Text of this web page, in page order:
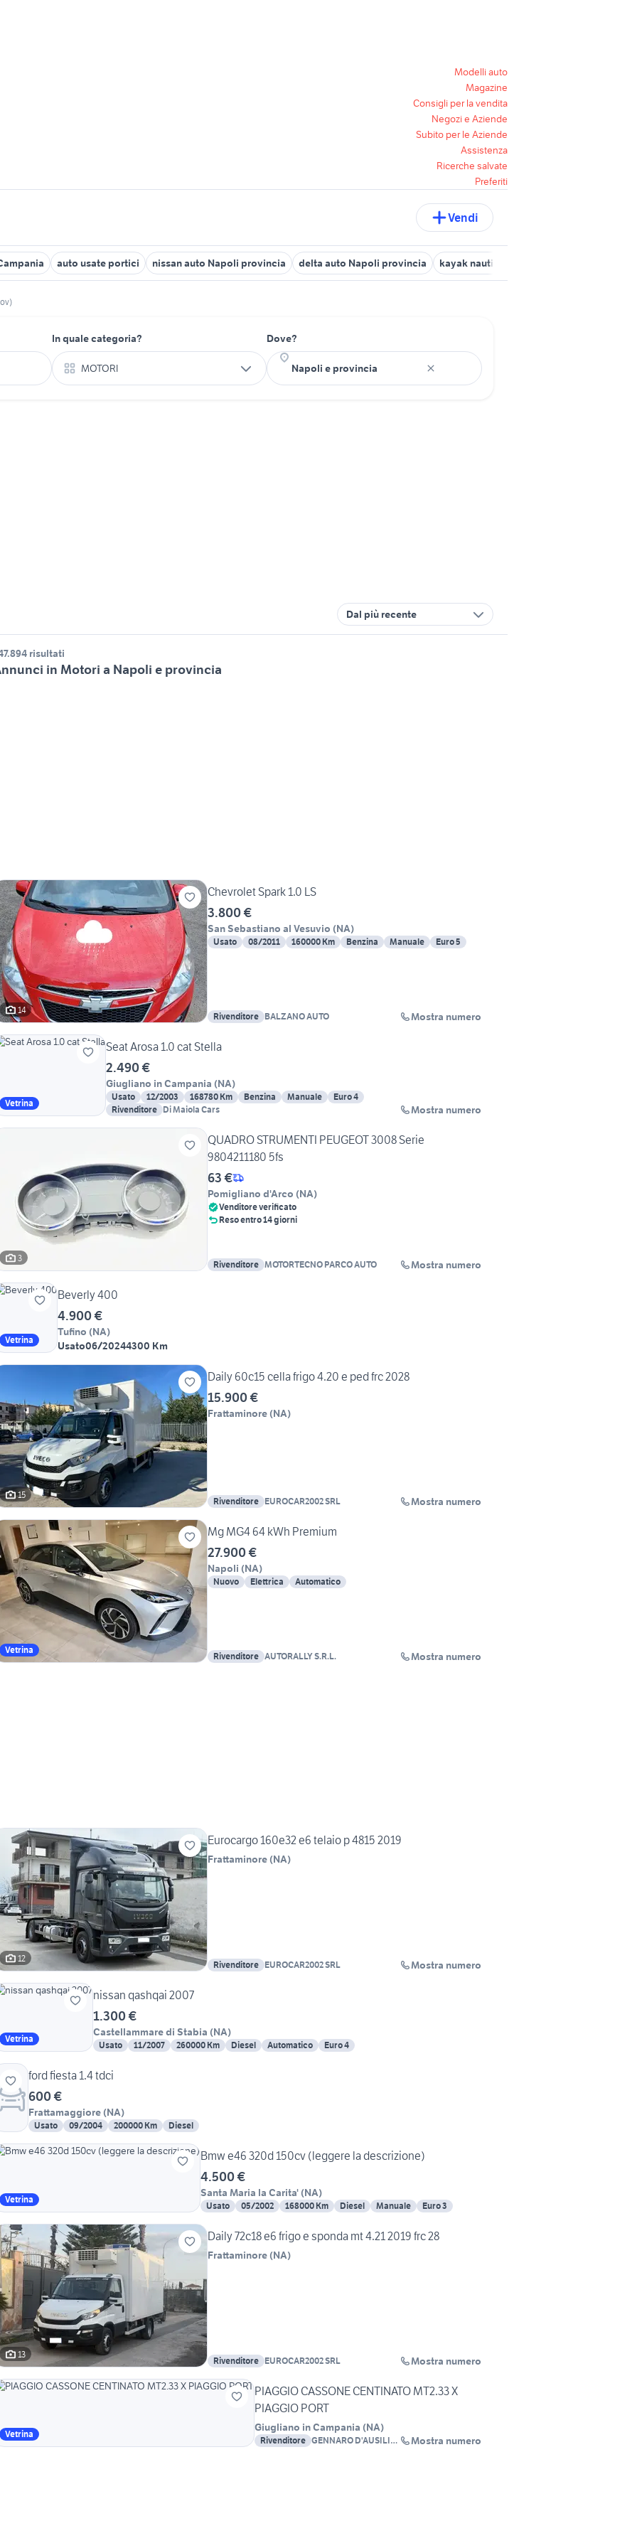
Modelli auto
Magazine
Consigli per la vendita
Negozi e Aziende
Subito per le Aziende
Assistenza
Ricerche salvate
Preferiti
Vendi
auto usate portici nissan auto Napoli provincia delta auto Napoli provincia kayak nautica Campania
In quale categoria?
MOTORI
Dove?
Dal più recente
risultati
in Motori a Napoli e provincia
14
Chevrolet Spark 1.0 LS
3.800 €
San Sebastiano al Vesuvio (NA)
Usato 08/2011 160000 Km Benzina Manuale Euro 5
Rivenditore BALZANO AUTO Mostra numero
Vetrina
Seat Arosa 1.0 cat Stella
2.490 €
Giugliano in Campania (NA)
Usato 12/2003 168780 Km Benzina Manuale
Euro 4
Rivenditore Di Maiola Cars Mostra numero
3
QUADRO STRUMENTI PEUGEOT 3008 Serie
9804211180 5fs
63 €
Pomigliano d'Arco (NA)
Venditore verificato
Reso entro 14 giorni
Rivenditore MOTORTECNO PARCO AUTO Mostra numero
Vetrina
Beverly 400
4.900 €
Tufino (NA)
Usato06/20244300 Km
15
Daily 60c15 cella frigo 4.20 e ped frc 2028
15.900 €
Frattaminore (NA)
Rivenditore EUROCAR2002 SRL Mostra numero
Vetrina
Mg MG4 64 kWh Premium
27.900 €
Napoli (NA)
Nuovo Elettrica Automatico
Rivenditore AUTORALLY S.R.L. Mostra numero
12
Eurocargo 160e32 e6 telaio p 4815 2019
Frattaminore (NA)
Rivenditore EUROCAR2002 SRL Mostra numero
Vetrina
nissan qashqai 2007
1.300 €
Castellammare di Stabia (NA)
Usato 11/2007 260000 Km Diesel Automatico Euro 4
ford fiesta 1.4 tdci
600 €
Frattamaggiore (NA)
Usato 09/2004 200000 Km Diesel
Vetrina
Bmw e46 320d 150cv (leggere la descrizione)
4.500 €
Santa Maria la Carita' (NA)
Usato 05/2002 168000 Km Diesel Manuale Euro 3
13
Daily 72c18 e6 frigo e sponda mt 4.21 2019 frc 28
Frattaminore (NA)
Rivenditore EUROCAR2002 SRL Mostra numero
Vetrina
PIAGGIO CASSONE CENTINATO MT2.33 X
PIAGGIO PORT
Giugliano in Campania (NA)
Rivenditore GENNARO D'AUSILIO
Mostra numero